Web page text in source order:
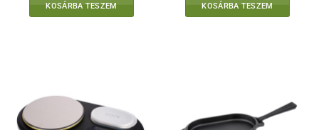
KOSÁRBA TESZEM KOSÁRBA TESZEM